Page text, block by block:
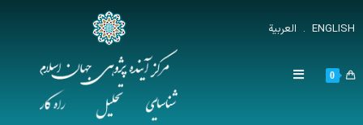
ENGLISH
. العربية
0